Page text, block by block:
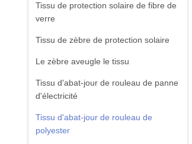
Tissu de protection solaire de fibre de
verre
Tissu de zèbre de protection solaire
Le zèbre aveugle le tissu
Tissu d'abat-jour de rouleau de panne
d'électricité
Tissu d'abat-jour de rouleau de
polyester